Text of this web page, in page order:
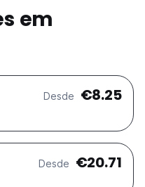
em
Desde €8.25
Desde €20.71